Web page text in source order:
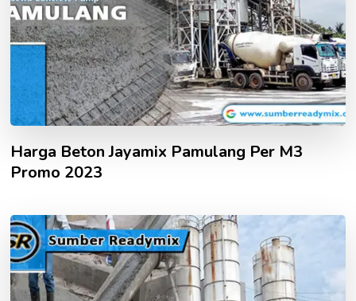
Harga Beton Jayamix Pamulang Per M3
Promo 2023